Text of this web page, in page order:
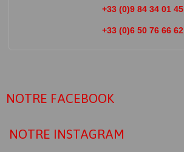
+33 (0)9 84 34 01 45
+33 (0)6 50 76 66 62
NOTRE FACEBOOK
NOTRE INSTAGRAM